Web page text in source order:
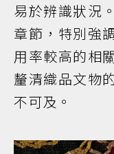
易於辨識狀況
章節，特別強
用率較高的相
釐清織品文物
不可及。